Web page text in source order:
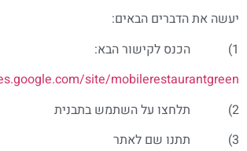
יעשה את הדברים הבאים:
1) הכנס לקישור הבא:
site/mobilerestaurantgreen/
2) תלחצו על השתמש בתבנית
3) תתנו שם לאתר